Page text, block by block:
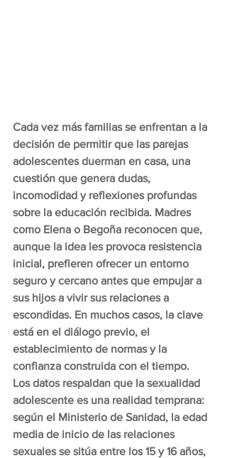
Cada vez más familias se enfrentan a la
decisión de permitir que las parejas
adolescentes duerman en casa, una
cuestión que genera dudas,
incomodidad y reflexiones profundas
sobre la educación recibida. Madres
como Elena o Begoña reconocen que,
aunque la idea les provoca resistencia
inicial, prefieren ofrecer un entorno
seguro y cercano antes que empujar a
sus hijos a vivir sus relaciones a
escondidas. En muchos casos, la clave
está en el diálogo previo, el
establecimiento de normas y la
confianza construida con el tiempo.
Los datos respaldan que la sexualidad
adolescente es una realidad temprana:
según el Ministerio de Sanidad, la edad
media de inicio de las relaciones
sexuales se sitúa entre los 15 y 16 años,